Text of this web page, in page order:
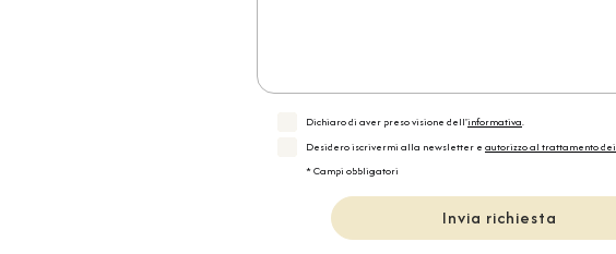
Dichiaro di aver preso visione dell'informativa.
Desidero iscrivermi alla newsletter e autorizzo al trattamento
* Campi obbligatori
Invia richiesta